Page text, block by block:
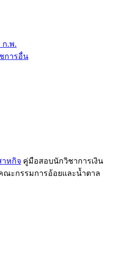
ก.พ.
การอื่น
าหกิจ คู่มือสอบนักวิชาการเงิน
ะกรรมการอ้อยและน้ำตาล